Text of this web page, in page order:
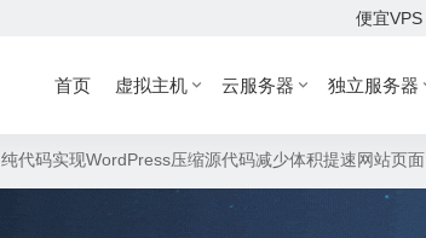
便宜VPS
首页 虚拟主机 云服务器 独立服务器
纯代码实现WordPress压缩源代码减少体积提速网站页面